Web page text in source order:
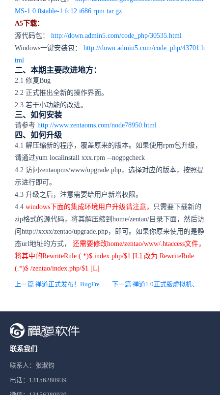
MS-1.0.0stable-1.fc12.i686.rpm.tar.gz
A5下载：
源代码包： http://down.admin5.com/code_php/30535.html
Windows一键安装包： http://down.admin5.com/code_php/43701.h
tml
二、本期主要改进地方：
2.1 修复Bug
2.2 正式推出全新的操作界面。
2.3 若干小功能的改进。
三、如何安装
请参考 http://www.zentaoms.com/node78950.html
四、如何升级
4.1 解压缩新的程序，覆盖原来的版本。如果使用rpm包升级，
请通过yum localinstall xxx.rpm --nogpgcheck
4.2 访问zentaopms/www/upgrade.php，选择对应的版本，按照提
示进行即可。
4.3 升级之后，注意需要给用户新增权限。
4.4 windows下面的集成环境用户升级请注意，
只需要下载新的
zip格式的源代码，将其解压缩到home/zentao/目录下面，然后访
问http://xxxx/zentao/upgrade.php，即可。如果你原来使用的是静
态url地址的方式， 还需要修改home/zentao/www/.htaccess文件，
将其中的RewriteRule (.*)$ index.php/$1 [L] 改为 RewriteRule
(.*)$ /zentao/index.php/$1 [L]
上一篇 禅道正式发布！BugFree正式结束！ 下一篇 禅道1.0正式版虚拟机、日期选择和任务列表补丁下载
联系我们
联系人：张淑钧
电话：13156280939